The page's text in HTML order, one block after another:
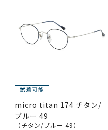
micro titan 174 チタン/
ブルー 49
（チタン/ブルー 49）